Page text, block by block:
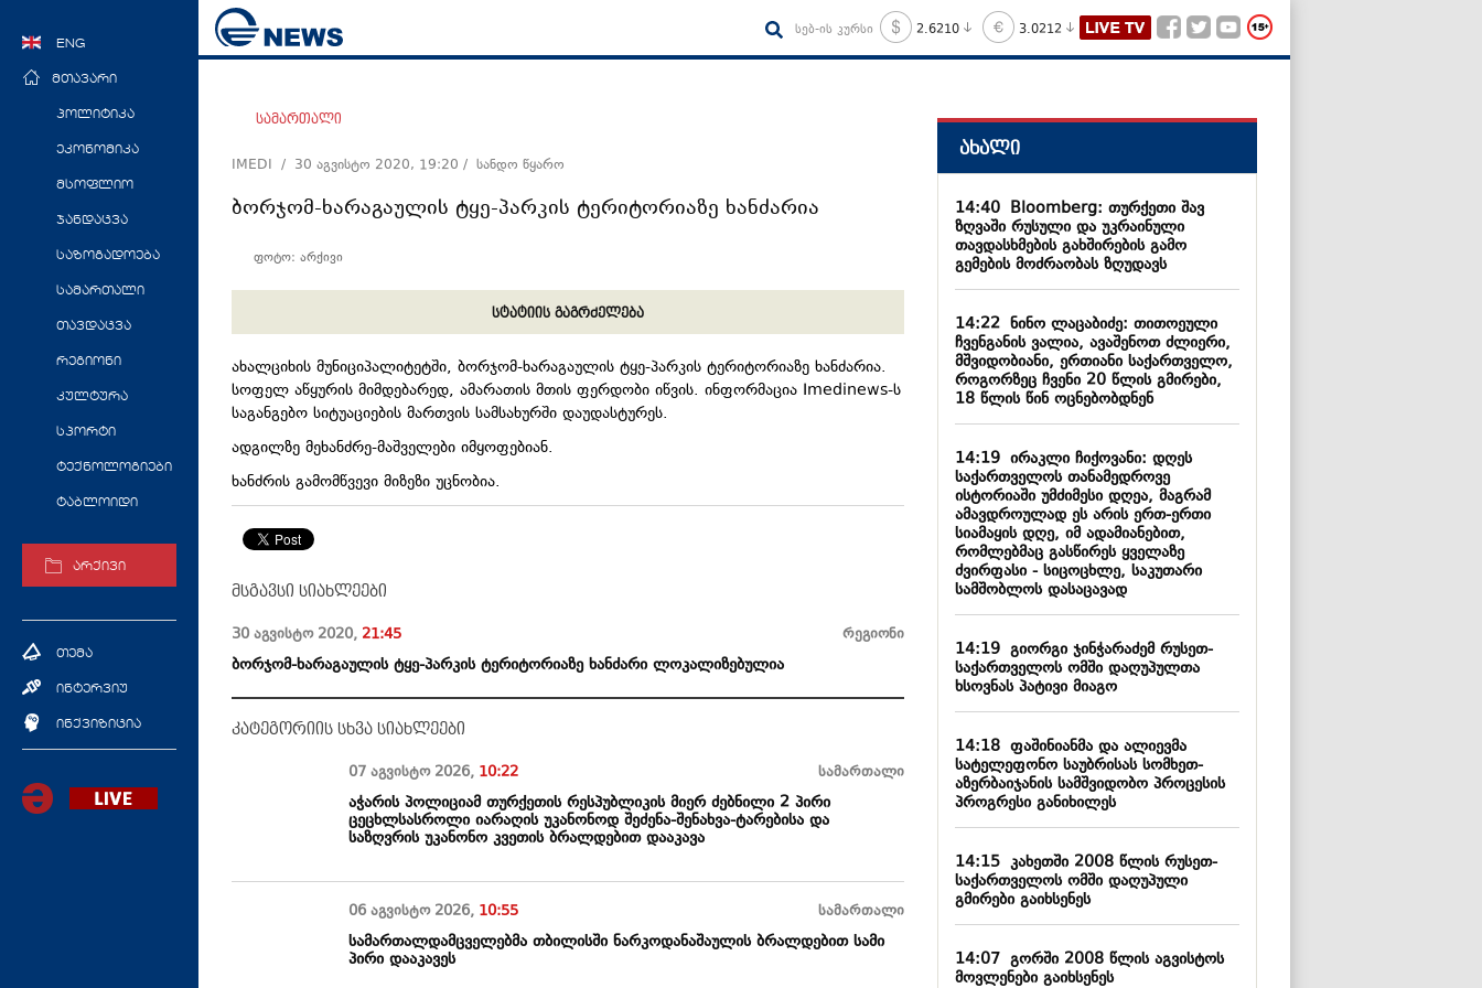
ENG
მთავარი
პოლიტიკა
ეკონომიკა
მსოფლიო
ჯანდაცვა
საზოგადოება
სამართალი
თავდაცვა
რეგიონი
კულტურა
სპორტი
ტექნოლოგიები
ტაბლოიდი
არქივი
თემა
ინტერვიუ
ინქვიზიცია
სებ-ის კურსი 2.6210 3.0212
სამართალი
IMEDI / 30 აგვისტო 2020, 19:20 / სანდო წყარო
ბორჯომ-ხარაგაულის ტყე-პარკის ტერიტორიაზე ხანძარია
ფოტო: არქივი
სტატიის გაგრძელება
ახალციხის მუნიციპალიტეტში, ბორჯომ-ხარაგაულის ტყე-პარკის ტერიტორიაზე ხანძარია.
სოფელ აწყურის მიმდებარედ, ამარათის მთის ფერდობი იწვის. ინფორმაცია Imedinews-ს
საგანგებო სიტუაციების მართვის სამსახურში დაუდასტურეს.
ადგილზე მეხანძრე-მაშველები იმყოფებიან.
ხანძრის გამომწვევი მიზეზი უცნობია.
მსგავსი სიახლეები
30 აგვისტო2020, 21:45 რეგიონი
ბორჯომ-ხარაგაულის ტყე-პარკის ტერიტორიაზე ხანძარი ლოკალიზებულია
კატეგორიის სხვა სიახლეები
07 აგვისტო 2026, 10:22 სამართალი
აჭარის პოლიციამ თურქეთის რესპუბლიკის მიერ ძებნილი 2 პირი
ცეცხლსასროლი იარაღის უკანონოდ შეძენა-შენახვა-ტარებისა და
საზღვრის უკანონო კვეთის ბრალდებით დააკავა
06 აგვისტო 2026, 10:55 სამართალი
სამართალდამცველებმა თბილისში ნარკოდანაშაულის ბრალდებით სამი
პირი დააკავეს
ახალი
14:40Bloomberg: თურქეთი შავ
ზღვაში რუსული და უკრაინული
თავდასხმების გახშირების გამო
გემების მოძრაობას ზღუდავს
14:22ნინო ლაცაბიძე: თითოეული
ჩვენგანის ვალია, ავაშენოთ ძლიერი,
მშვიდობიანი, ერთიანი საქართველო,
როგორზეც ჩვენი 20 წლის გმირები,
18 წლის წინ ოცნებობდნენ
14:19ირაკლი ჩიქოვანი: დღეს
საქართველოს თანამედროვე
ისტორიაში უმძიმესი დღეა, მაგრამ
ამავდროულად ეს არის ერთ-ერთი
სიამაყის დღე, იმ ადამიანებით,
რომლებმაც გასწირეს ყველაზე
ძვირფასი - სიცოცხლე, საკუთარი
სამშობლოს დასაცავად
14:19გიორგი ჯინჭარაძემ რუსეთ-
საქართველოს ომში დაღუპულთა
ხსოვნას პატივი მიაგო
14:18ფაშინიანმა და ალიევმა
სატელეფონო საუბრისას სომხეთ-
აზერბაიჯანის სამშვიდობო პროცესის
პროგრესი განიხილეს
14:15კახეთში 2008 წლის რუსეთ-
საქართველოს ომში დაღუპული
გმირები გაიხსენეს
14:07გორში 2008 წლის აგვისტოს
მოვლენები გაიხსენეს